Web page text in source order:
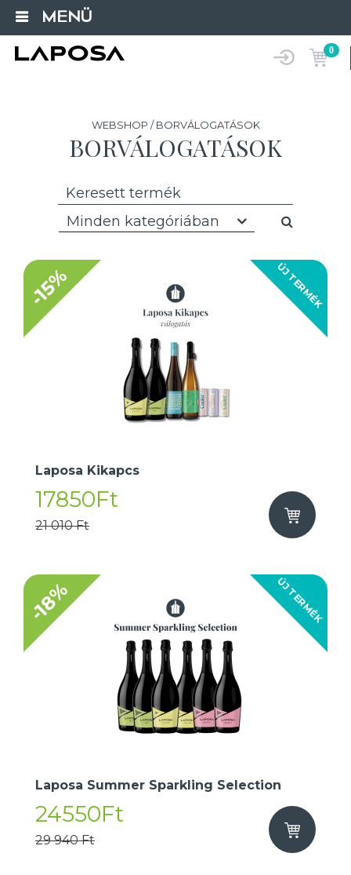
MENÜ
0
WEBSHOP / BORVÁLOGATÁSOK
BORVÁLOGATÁSOK
Minden kategóriában
ÚJ TERMÉK
-15%
Laposa Kikapcs
17850Ft
21 010 Ft
ÚJ TERMÉK
-18%
Laposa Summer Sparkling Selection
24550Ft
29 940 Ft